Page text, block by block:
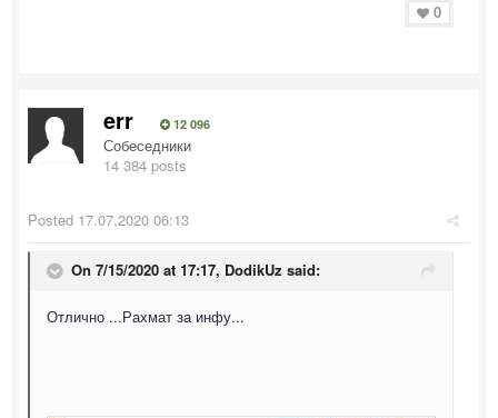
0
err 12 096
Собеседники
14 384 posts
Posted 17.07.2020 06:13
On 7/15/2020 at 17:17, DodikUz said:
Отлично ...Рахмат за инфу...